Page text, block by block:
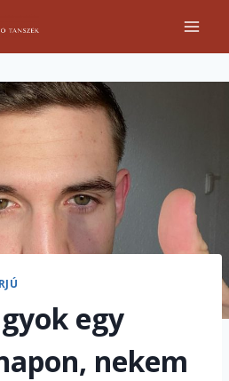
egy
nekem